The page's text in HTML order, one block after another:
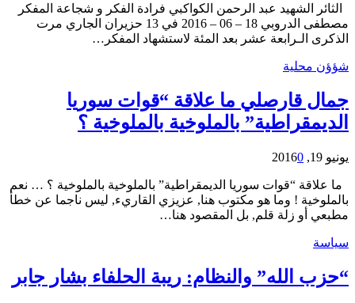
الثائر الشهيد عبد الرحمن الكواكبي فرادة الفكر و شجاعة المفكر
مصطفى الدروبي 18 – 06 – 2016 في 13 حزيران الجاري مرت
الذكرى الـرابعة عشر بعد المئة لاستشهاد المفكر…
شؤؤن محلية
جمال قارصلي ما علاقة “قوات سوريا
الديمقراطية” بالملوخية بالملوخية ؟
يونيو 19, 2016 0
ما علاقة “قوات سوريا الديمقراطية” بالملوخية بالملوخية ؟ … نعم
بالملوخية ! وما هو مكتوب هنا, عزيزي القاريء, ليس ناجما عن خطأ
مطبعي أو زلة قلم, بل المقصود هنا…
سياسة
“حزب الله” والنظام: ريبة الحلفاء بشار جابر